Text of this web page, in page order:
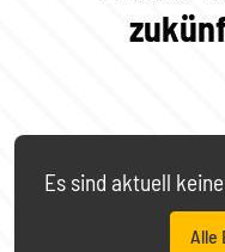
Es sind aktuell
Alle